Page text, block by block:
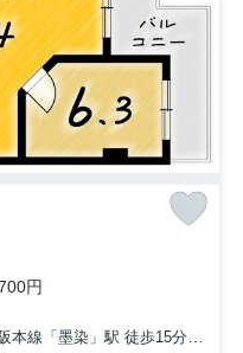
円
本線「墨染」駅 徒歩15分